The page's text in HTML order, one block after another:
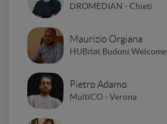
DROMEDIAN - Chieti
Maurizio Orgiana
HUBitat Budoni Welcome
Pietro Adamo
MultiCO - Verona